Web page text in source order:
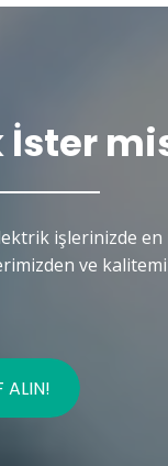
İster
işlerinizde
ve
ALIN!